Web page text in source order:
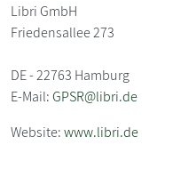
Libri GmbH
Friedensallee 273
DE - 22763 Hamburg
E-Mail:GPSR@libri.de
Website:www.libri.de